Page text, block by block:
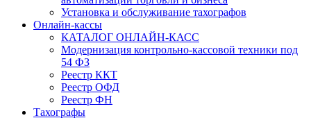
Установка и обслуживание тахографов
Онлайн-кассы
КАТАЛОГ ОНЛАЙН-КАСС
Модернизация контрольно-кассовой техники под
54 ФЗ
Реестр ККТ
Реестр ОФД
Реестр ФН
Тахографы